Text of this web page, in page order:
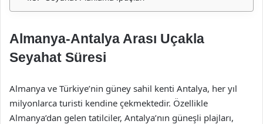
Almanya-Antalya Arası Uçakla
Seyahat Süresi
Almanya ve Türkiye’nin güney sahil kenti Antalya, her yıl
milyonlarca turisti kendine çekmektedir. Özellikle
Almanya’dan gelen tatilciler, Antalya’nın güneşli plajları,